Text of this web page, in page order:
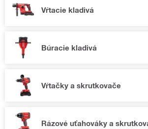
Vŕtacie kladivá
Búracie kladivá
Vŕtačky a skrutkovače
Rázové uťahováky a